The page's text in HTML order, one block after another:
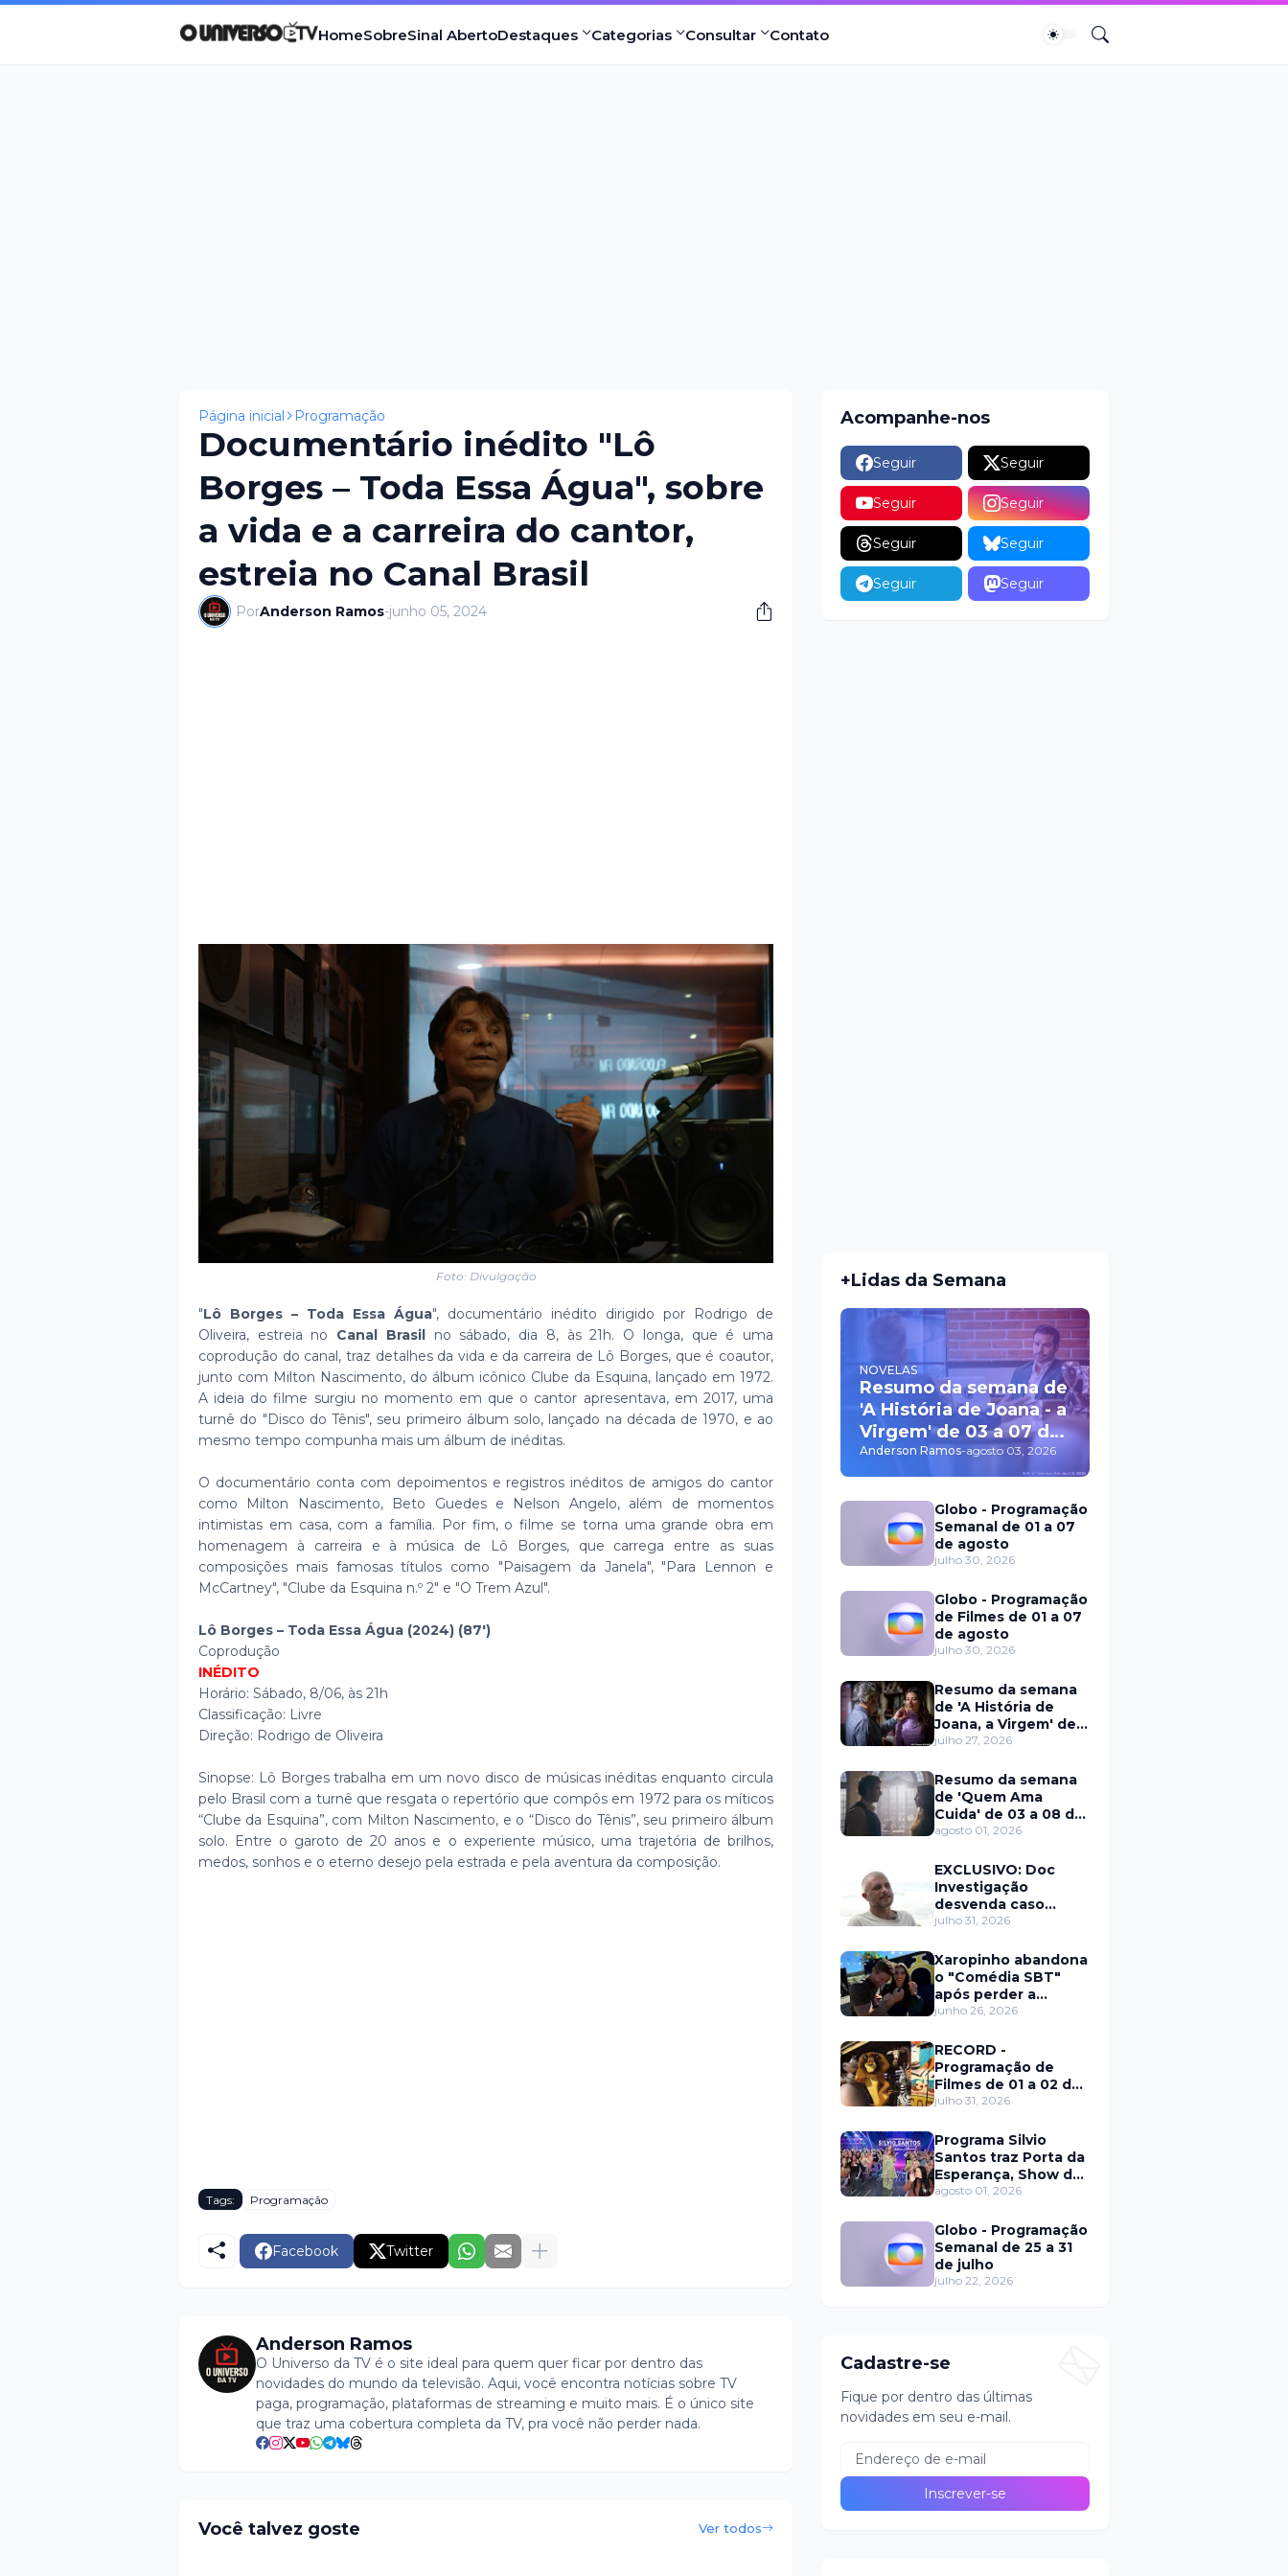
HomeSobreSinal AbertoDestaques Categorias Consultar Contato
Página inicial Programação
Documentário inédito "Lô
Borges – Toda Essa Água", sobre
a vida e a carreira do cantor,
estreia no Canal Brasil
PorAnderson Ramos-junho 05, 2024
Foto: Divulgação
"Lô Borges – Toda Essa Água", documentário inédito dirigido por Rodrigo de
Oliveira, estreia no Canal Brasil no sábado, dia 8, às 21h. O longa, que é uma
coprodução do canal, traz detalhes da vida e da carreira de Lô Borges, que é coautor,
junto com Milton Nascimento, do álbum icônico Clube da Esquina, lançado em 1972.
A ideia do filme surgiu no momento em que o cantor apresentava, em 2017, uma
turnê do "Disco do Tênis", seu primeiro álbum solo, lançado na década de 1970, e ao
mesmo tempo compunha mais um álbum de inéditas.
O documentário conta com depoimentos e registros inéditos de amigos do cantor
como Milton Nascimento, Beto Guedes e Nelson Angelo, além de momentos
intimistas em casa, com a família. Por fim, o filme se torna uma grande obra em
homenagem à carreira e à música de Lô Borges, que carrega entre as suas
composições mais famosas títulos como "Paisagem da Janela", "Para Lennon e
McCartney", "Clube da Esquina n.º 2" e "O Trem Azul".
Lô Borges – Toda Essa Água (2024) (87')
Coprodução
INÉDITO
Horário: Sábado, 8/06, às 21h
Classificação: Livre
Direção: Rodrigo de Oliveira
Sinopse: Lô Borges trabalha em um novo disco de músicas inéditas enquanto circula
pelo Brasil com a turnê que resgata o repertório que compôs em 1972 para os míticos
“Clube da Esquina”, com Milton Nascimento, e o “Disco do Tênis”, seu primeiro álbum
solo. Entre o garoto de 20 anos e o experiente músico, uma trajetória de brilhos,
medos, sonhos e o eterno desejo pela estrada e pela aventura da composição.
Tags: Programação
Facebook Twitter
Anderson Ramos
O Universo da TV é o site ideal para quem quer ficar por dentro das
novidades do mundo da televisão. Aqui, você encontra notícias sobre TV
paga, programação, plataformas de streaming e muito mais. É o único site
que traz uma cobertura completa da TV, pra você não perder nada.
Você talvez goste Ver todos
Acompanhe-nos
Seguir Seguir
Seguir Seguir
Seguir Seguir
Seguir Seguir
+Lidas da Semana
NOVELAS
Resumo da semana de
'A História de Joana - a
Virgem' de 03 a 07 de
agosto
Anderson Ramos-agosto 03, 2026
Globo - Programação
Semanal de 01 a 07
de agosto
julho 30, 2026
Globo - Programação
de Filmes de 01 a 07
de agosto
julho 30, 2026
Resumo da semana
de 'A História de
Joana, a Virgem' de
27 a 31 de julho
julho 27, 2026
Resumo da semana
de 'Quem Ama
Cuida' de 03 a 08 de
agosto
agosto 01, 2026
EXCLUSIVO: Doc
Investigação
desvenda caso
Eduardo Martins e
trás de fraude
internacional
julho 31, 2026
Xaropinho abandona
o "Comédia SBT"
após perder a
paciência com Sarro
junho 26, 2026
RECORD -
Programação de
Filmes de 01 a 02 de
agosto
julho 31, 2026
Programa Silvio
Santos traz Porta da
Esperança, Show de
Calouros e Qual é a
domingo (2)
agosto 01, 2026
Globo - Programação
Semanal de 25 a 31
de julho
julho 22, 2026
Cadastre-se
Fique por dentro das últimas
novidades em seu e-mail.